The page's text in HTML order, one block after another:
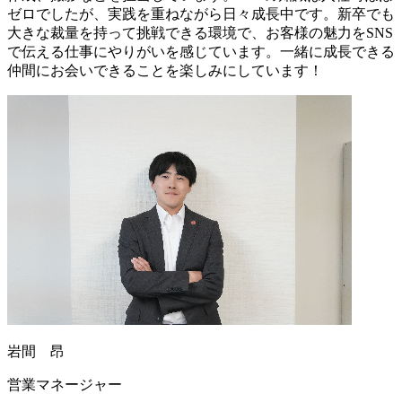
ゼロでしたが、実践を重ねながら日々成長中です。新卒でも
大きな裁量を持って挑戦できる環境で、お客様の魅力をSNS
で伝える仕事にやりがいを感じています。一緒に成長できる
仲間にお会いできることを楽しみにしています！
岩間 昂
営業マネージャー